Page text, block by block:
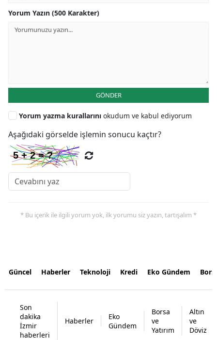
Yorum Yazın (500 Karakter)
GÖNDER
Yorum yazma kurallarını okudum ve kabul ediyorum
Aşağıdaki görselde işlemin sonucu kaçtır?
* Bu içerik ile ilgili yorum yok, ilk yorumu siz yazın, tartışalım *
Güncel Haberler Teknoloji Kredi Eko Gündem
Son
dakika
İzmir
haberleri
Haberler
Eko
Gündem
Borsa
ve
Yatırım
Altın
ve
Döviz